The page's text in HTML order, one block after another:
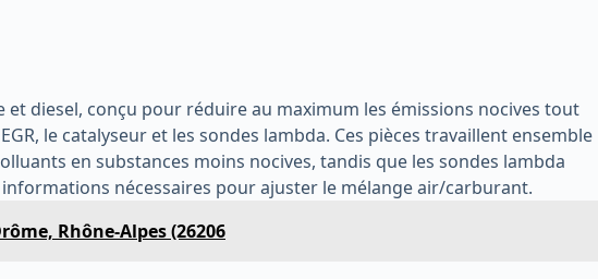
diesel, conçu pour réduire au maximum les émissions nocives tout
le catalyseur et les sondes lambda. Ces pièces travaillent ensemble
en substances moins nocives, tandis que les sondes lambda
nécessaires pour ajuster le mélange air/carburant.
Rhône-Alpes (26206